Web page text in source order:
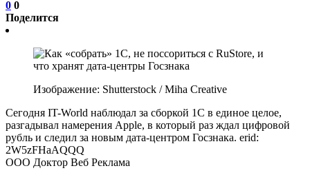
0 0
Поделится
Изображение: Shutterstock / Miha Creative
Сегодня IT-World наблюдал за сборкой 1С в единое целое,
разгадывал намерения Apple, в который раз ждал цифровой
рубль и следил за новым дата-центром Госзнака. erid:
2W5zFHaAQQQ
ООО Доктор Веб Реклама